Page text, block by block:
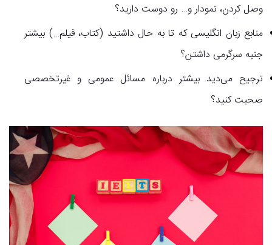
وصل کردن، نمودار و… رو دوست دارید؟
منابع زبان انگلیسی که تا به حال داشتید (کتاب، فیلم…) بیشتر
جنبه سرگرمی داشتن؟
ترجیح می‌دید بیشتر درباره مسائل عمومی و غیرتخصصی
صحبت کنید؟